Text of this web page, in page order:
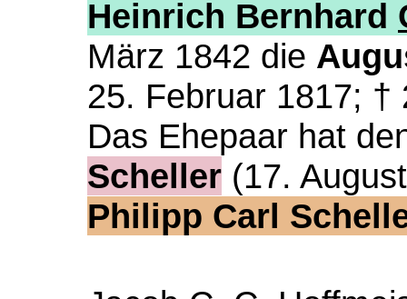
Heinrich Bernhard
März 1842 die
25. Februar 1817; †
Das Ehepaar hat
Scheller (17.
Philipp Carl